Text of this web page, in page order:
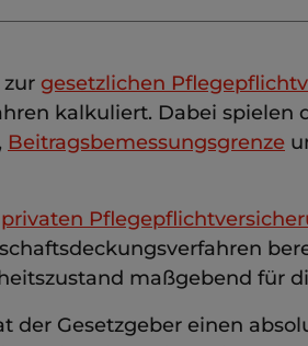
gesetzlichen
kalkuliert. Dabei spielen
Beitragsbemessungsgrenze
privaten
maßgebend für
der Gesetzgeber einen